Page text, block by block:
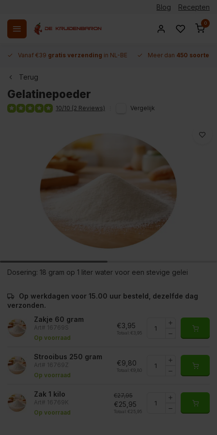
Blog Recepten
0
Vanaf €39 gratis verzending in NL-BE Meer dan 450 soorten
Terug
Gelatinepoeder
10/10 (2 Reviews) Vergelijk
Dosering: 18 gram op 1 liter water voor een stevige gelei
Op werkdagen voor 15.00 uur besteld, dezelfde dag
verzonden.
Zakje 60 gram
Art# 16769S
Op voorraad
€3,95
Totaal: €3,95
Strooibus 250 gram
Art# 16769Z
Op voorraad
€9,80
Totaal: €9,80
Zak 1 kilo
Art# 16769K
Op voorraad
€27,95
€25,95
Totaal: €25,95